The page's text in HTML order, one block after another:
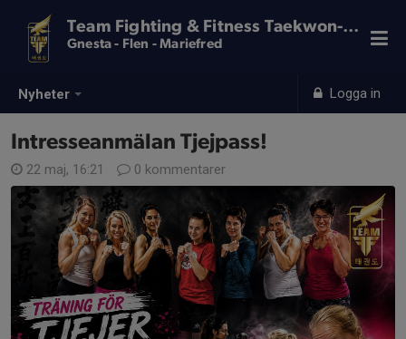
Nyheter Logga in
Team Fighting & Fitness Taekwon-Do
Gnesta - Flen - Mariefred
Intresseanmälan Tjejpass!
22 maj, 16:21 0 kommentarer